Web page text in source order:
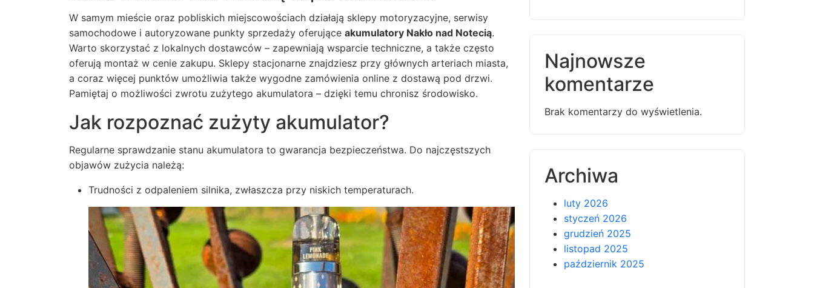
W samym mieście oraz pobliskich miejscowościach działają sklepy motoryzacyjne, serwisy
samochodowe i autoryzowane punkty sprzedaży oferujące akumulatory Nakło nad Notecią.
Warto skorzystać z lokalnych dostawców – zapewniają wsparcie techniczne, a także często
oferują montaż w cenie zakupu. Sklepy stacjonarne znajdziesz przy głównych arteriach miasta,
a coraz więcej punktów umożliwia także wygodne zamówienia online z dostawą pod drzwi.
Pamiętaj o możliwości zwrotu zużytego akumulatora – dzięki temu chronisz środowisko.
Jak rozpoznać zużyty akumulator?
Regularne sprawdzanie stanu akumulatora to gwarancja bezpieczeństwa. Do najczęstszych
objawów zużycia należą:
Trudności z odpaleniem silnika, zwłaszcza przy niskich temperaturach.
Najnowsze
komentarze
Brak komentarzy do wyświetlenia.
Archiwa
luty 2026
styczeń 2026
grudzień 2025
listopad 2025
październik 2025